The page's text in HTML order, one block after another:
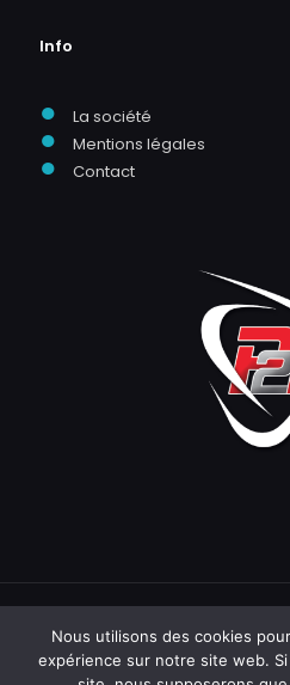
Info
● La société
● Mentions légales
● Contact
Nous utilisons des cookies
expérience sur notre site web.